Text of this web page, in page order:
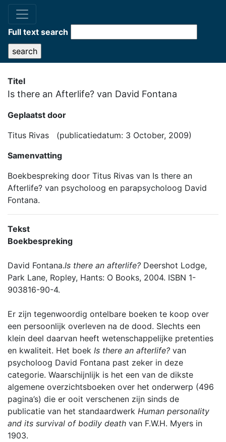
Full text search
Titel
Is there an Afterlife? van David Fontana
Geplaatst door
Titus Rivas (publicatiedatum: 3 October, 2009)
Samenvatting
Boekbespreking door Titus Rivas van Is there an
Afterlife? van psycholoog en parapsycholoog David
Fontana.
Tekst
Boekbespreking
David Fontana.Is there an afterlife? Deershot Lodge,
Park Lane, Ropley, Hants: O Books, 2004. ISBN 1-
903816-90-4.
Er zijn tegenwoordig ontelbare boeken te koop over
een persoonlijk overleven na de dood. Slechts een
klein deel daarvan heeft wetenschappelijke pretenties
en kwaliteit. Het boek Is there an afterlife? van
psycholoog David Fontana past zeker in deze
categorie. Waarschijnlijk is het een van de dikste
algemene overzichtsboeken over het onderwerp (496
pagina’s) die er ooit verschenen zijn sinds de
publicatie van het standaardwerk Human personality
and its survival of bodily death van F.W.H. Myers in
1903.